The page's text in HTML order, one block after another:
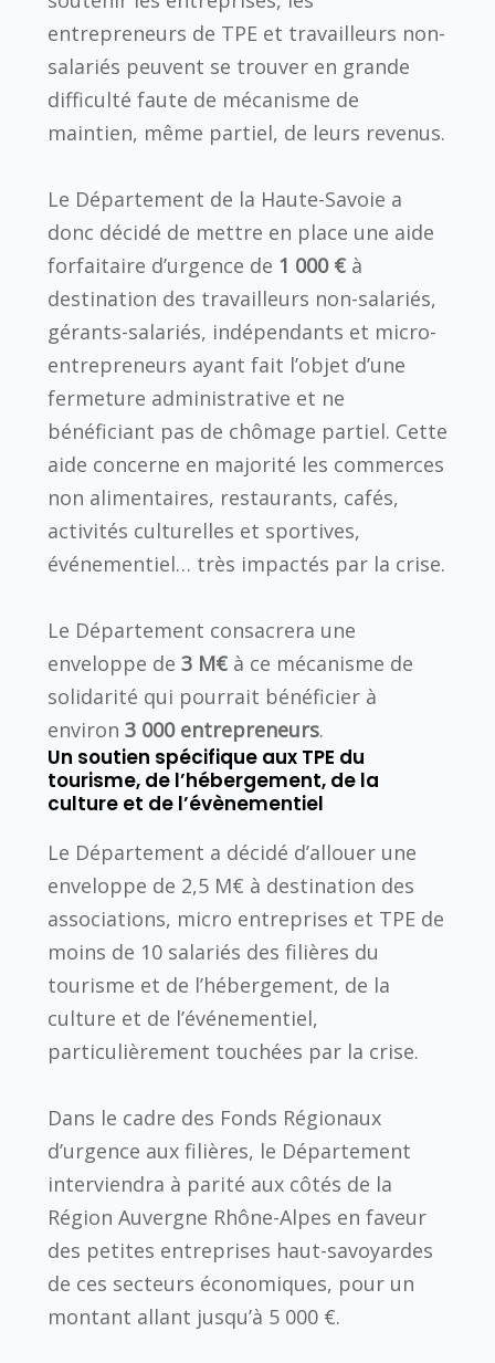
entrepreneurs de TPE et travailleurs non-
salariés peuvent se trouver en grande
difficulté faute de mécanisme de
maintien, même partiel, de leurs revenus.
Le Département de la Haute-Savoie a
donc décidé de mettre en place une aide
forfaitaire d’urgence de 1 000 €à
destination des travailleurs non-salariés,
gérants-salariés, indépendants et micro-
entrepreneurs ayant fait l’objet d’une
fermeture administrative et ne
bénéficiant pas de chômage partiel. Cette
aide concerne en majorité les commerces
non alimentaires, restaurants, cafés,
activités culturelles et sportives,
événementiel… très impactés par la crise.
Le Département consacrera une
enveloppe de 3 M€à ce mécanisme de
solidarité qui pourrait bénéficier à
environ 3 000 entrepreneurs.
Un soutien spécifique aux TPE du
tourisme, de l’hébergement, de la
culture et de l’évènementiel
Le Département a décidé d’allouer une
enveloppe de 2,5 M€ à destination des
associations, micro entreprises et TPE de
moins de 10 salariés des filières du
tourisme et de l’hébergement, de la
culture et de l’événementiel,
particulièrement touchées par la crise.
Dans le cadre des Fonds Régionaux
d’urgence aux filières, le Département
interviendra à parité aux côtés de la
Région Auvergne Rhône-Alpes en faveur
des petites entreprises haut-savoyardes
de ces secteurs économiques, pour un
montant allant jusqu’à 5 000 €.